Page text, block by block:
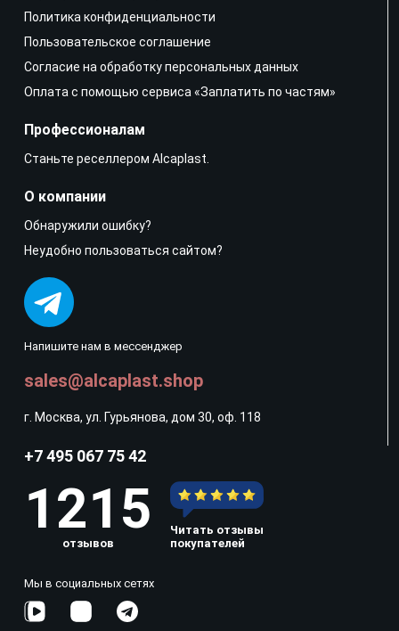
Напишите нам в мессенджер
sales@alcaplast.shop
г. Москва, ул. Гурьянова, дом 30, оф. 118
Политика конфиденциальности
Пользовательское соглашение
Согласие на обработку персональных данных
Оплата с помощью сервиса «Заплатить по частям»
Профессионалам
Станьте реселлером Alcaplast.
О компании
Обнаружили ошибку?
Неудобно пользоваться сайтом?
+7 495 067 75 42
1215
отзывов
Читать отзывы
покупателей
Мы в социальных сетях